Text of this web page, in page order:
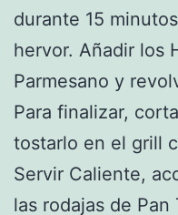
durante 15
hervor. Añadir los
Parmesano y
Para finalizar,
tostarlo en el grill
Servir Caliente,
las rodajas de Pan